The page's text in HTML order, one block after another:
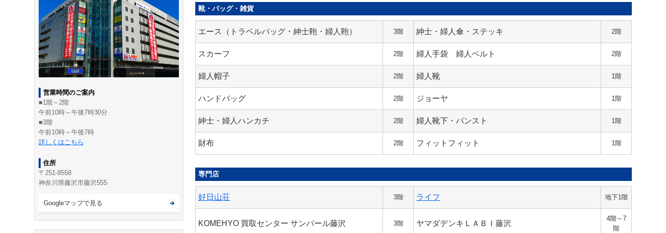
靴・バッグ・雑貨
エース（トラベルバッグ・紳士鞄・婦人鞄） 3階 紳士・婦人傘・ステッキ 2階
スカーフ 2階 婦人手袋 婦人ベルト 2階
婦人帽子 2階 婦人靴 1階
ハンドバッグ 2階 ジョーヤ 1階
紳士・婦人ハンカチ 2階 婦人靴下・パンスト 1階
財布 2階 フィットフィット 1階
専門店
好日山荘 3階 ライフ 地下1階
KOMEHYO 買取センター サンパール藤沢 3階 ヤマダデンキＬＡＢＩ藤沢
4階～7
階
営業時間のご案内
■1階～2階
午前10時～午後7時30分
■3階
午前10時～午後7時
詳しくはこちら
住所
〒251-8558
神奈川県藤沢市藤沢555
Googleマップで見る